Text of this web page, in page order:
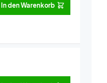
In den Warenkorb